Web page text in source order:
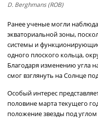
D. Berghmans (ROB)
Ранее ученые могли
экваториальной зоны,
системы и
одного плоского кольца,
Благодаря изменению угла
смог взглянуть на Солнце
Особый интерес
половине марта текущего
положение звезды под